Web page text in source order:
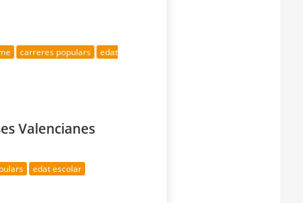
carreres populars
edat
Valencianes
edat escolar